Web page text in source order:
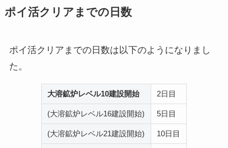
ポイ活クリアまでの日数
ポイ活クリアまでの日数は以下のようになりまし
た。
大溶鉱炉レベル10建設開始 2日目
(大溶鉱炉レベル16建設開始) 5日目
(大溶鉱炉レベル21建設開始) 10日目